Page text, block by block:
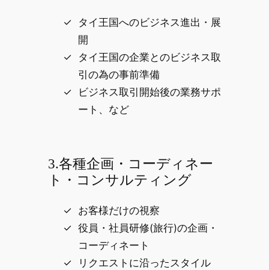
タイ王国へのビジネス進出・展
開
タイ王国の企業とのビジネス取
引の為の事前準備
ビジネス取引開始後の業務サポ
ート、など
3.各種企画・コーディネー
ト・コンサルティング
お客様だけの視察
役員・社員研修(旅行)の企画・
コーディネート
リクエストに沿ったスタイル